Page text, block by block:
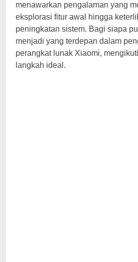
menawarkan pengalaman yang
eksplorasi fitur awal hingga
peningkatan sistem. Bagi siapa
menjadi yang terdepan dalam
perangkat lunak Xiaomi,
langkah ideal.